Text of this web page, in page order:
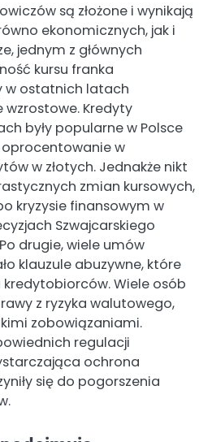
są złożone i wynikają
ekonomicznych, jak i
jednym z głównych
kursu franka
w ostatnich latach
wzrostowe. Kredyty
były popularne w Polsce
oprocentowanie w
w złotych. Jednakże nikt
zmian kursowych,
kryzysie finansowym w
Szwajcarskiego
drugie, wiele umów
klauzule abuzywne, które
kredytobiorców. Wiele osób
z ryzyka walutowego,
zobowiązaniami.
regulacji
ochrona
się do pogorszenia